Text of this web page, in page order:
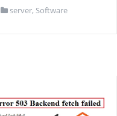
server, Software